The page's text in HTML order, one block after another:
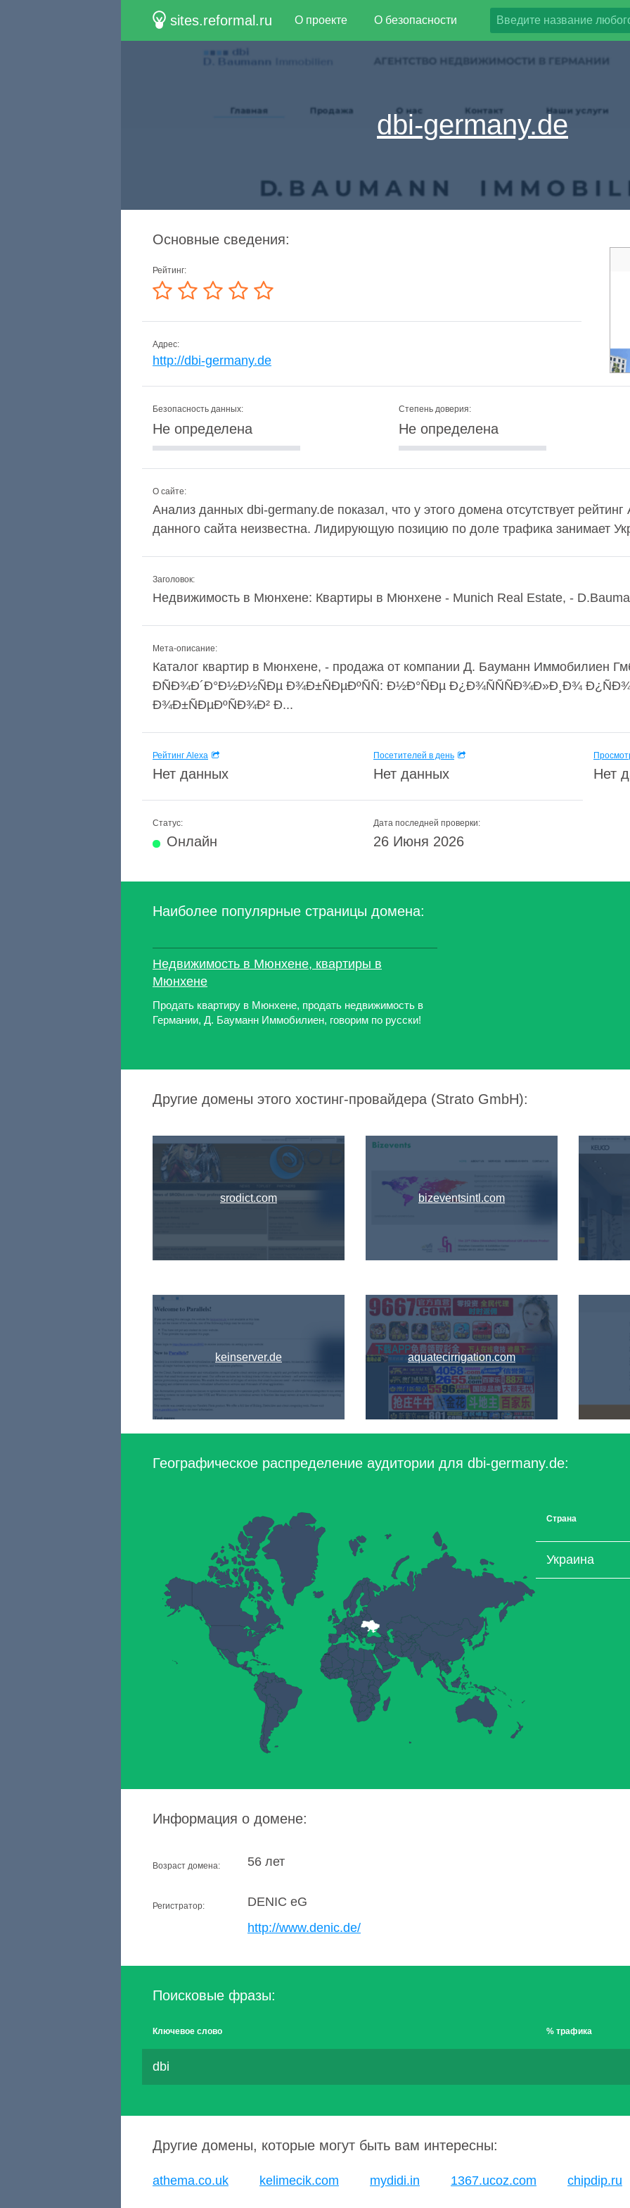
sites.reformal.ru О проекте О безопасности
dbi-germany.de
Основные сведения:
Рейтинг:
Адрес:
http://dbi-germany.de
Безопасность данных:
Не определена
Степень доверия:
Не определена
О сайте:
Анализ данных dbi-germany.de показал, что у этого домена отсутствует
данного сайта неизвестна. Лидирующую позицию по доле трафика занимает
Заголовок:
Недвижимость в Мюнхене: Квартиры в Мюнхене - Munich Real Estate, -
Мета-описание:
Каталог квартир в Мюнхене, - продажа от компании Д. Бауманн Иммобилиен
ÐÑÐ¾Ð´Ð°Ð½Ð½ÑÐµ Ð¾Ð±ÑÐµÐºÑÑ: Ð½Ð°ÑÐµ Ð¿Ð¾ÑÑÑÐ¾Ð»Ð¸Ð¾
Ð¾Ð±ÑÐµÐºÑÐ¾Ð² Ð...
Рейтинг Alexa
Нет данных
Посетителей в день
Нет данных Нет
Статус:
Онлайн
Дата последней проверки:
26 Июня 2026
Наиболее популярные страницы домена:
Недвижимость в Мюнхене, квартиры в
Мюнхене
Продать квартиру в Мюнхене, продать недвижимость в
Германии, Д. Бауманн Иммобилиен, говорим по русски!
Другие домены этого хостинг-провайдера (Strato GmbH):
srodict.com
keinserver.de
bizeventsintl.com
aquatecirrigation.com
Географическое распределение аудитории для dbi-germany.de:
Страна
Украина
Информация о домене:
Возраст домена: 56 лет
Регистратор:
DENIC eG
http://www.denic.de/
Поисковые фразы:
Ключевое слово % трафика
dbi
Другие домены, которые могут быть вам интересны:
athema.co.uk kelimecik.com mydidi.in 1367.ucoz.com chipdip.ru